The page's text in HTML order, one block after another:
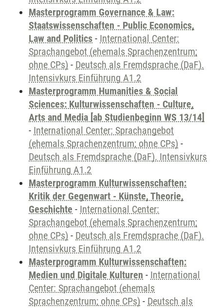
Masterprogramm Governance & Law:
Staatswissenschaften - Public Economics,
Law and Politics - International Center:
Sprachangebot (ehemals Sprachenzentrum;
ohne CPs) - Deutsch als Fremdsprache (DaF).
Intensivkurs Einführung A1.2
Masterprogramm Humanities & Social
Sciences: Kulturwissenschaften - Culture,
Arts and Media [ab Studienbeginn WS 13/14]
- International Center: Sprachangebot
(ehemals Sprachenzentrum; ohne CPs) -
Deutsch als Fremdsprache (DaF). Intensivkurs
Einführung A1.2
Masterprogramm Kulturwissenschaften:
Kritik der Gegenwart - Künste, Theorie,
Geschichte - International Center:
Sprachangebot (ehemals Sprachenzentrum;
ohne CPs) - Deutsch als Fremdsprache (DaF).
Intensivkurs Einführung A1.2
Masterprogramm Kulturwissenschaften:
Medien und Digitale Kulturen - International
Center: Sprachangebot (ehemals
Sprachenzentrum; ohne CPs) - Deutsch als